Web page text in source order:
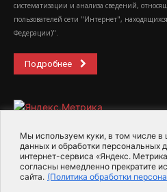
Мы используем куки, в том числе в
данных и обработки персональных
интернет-сервиса «Яндекс.
согласны немедленно прекратите
сайта. (Политика обработки
систематизации и анализа сведений,
пользователей сети "Интернет",
Федерации)".
Подробнее
2015-2026- Информационное